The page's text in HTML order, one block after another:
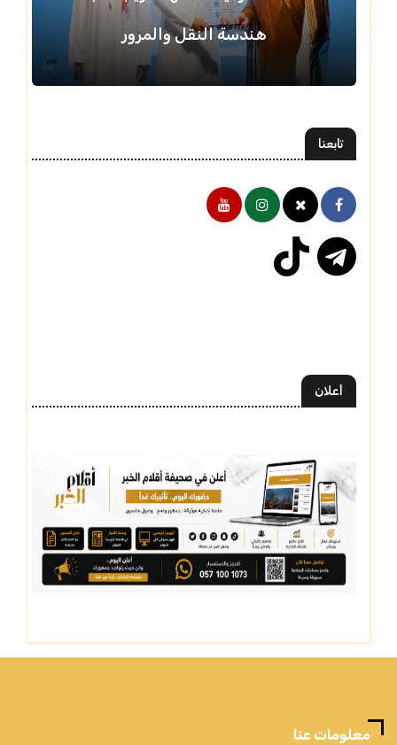
هندسة النقل والمرور
تابعنا
أعلان
معلومات عنا